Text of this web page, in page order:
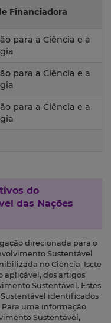
Financiadora
para a Ciência e a
para a Ciência e a
para a Ciência e a
do
das Nações
direcionada para o
Sustentável
no Ciência_Iscte
aplicável, dos artigos
Sustentável. Estes
identificados
Para uma informação
Sustentável,